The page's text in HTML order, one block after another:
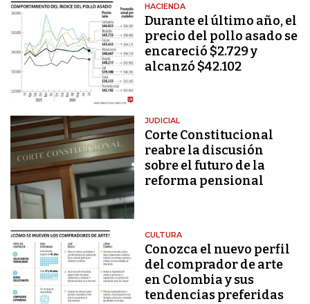
HACIENDA
Durante el último año, el
precio del pollo asado se
encareció $2.729 y
alcanzó $42.102
JUDICIAL
Corte Constitucional
reabre la discusión
sobre el futuro de la
reforma pensional
CULTURA
Conozca el nuevo perfil
del comprador de arte
en Colombia y sus
tendencias preferidas